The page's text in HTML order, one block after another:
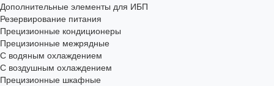
Дополнительные элементы для ИБП
Резервирование питания
Прецизионные кондиционеры
Прецизионные межрядные
С водяным охлаждением
С воздушным охлаждением
Прецизионные шкафные